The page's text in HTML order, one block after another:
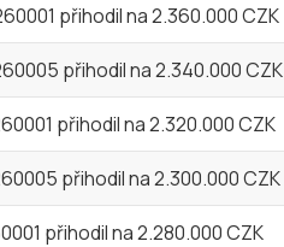
přihodil na 2.360.000 CZK
přihodil na 2.340.000 CZK
přihodil na 2.320.000 CZK
přihodil na 2.300.000 CZK
přihodil na 2.280.000 CZK